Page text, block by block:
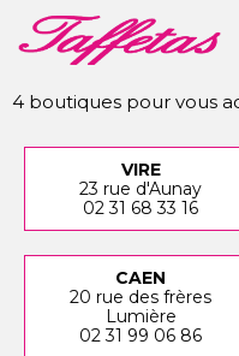
4 boutiques pour vous
VIRE
23 rue d'Aunay
02 31 68 33 16
CAEN
20 rue des frères
Lumière
02 31 99 06 86